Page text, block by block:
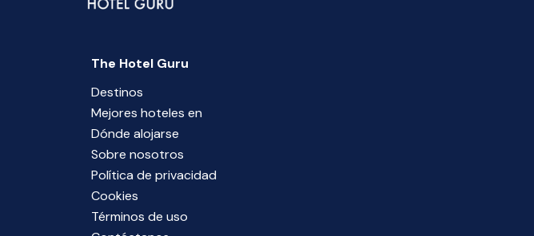
The Hotel Guru
Destinos
Mejores hoteles en
Dónde alojarse
Sobre nosotros
Política de privacidad
Cookies
Términos de uso